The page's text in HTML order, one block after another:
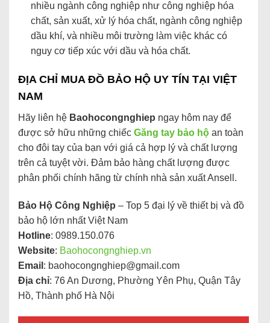
nhiều ngành công nghiệp như công nghiệp hóa
chất, sản xuất, xử lý hóa chất, ngành công nghiệp
dầu khí, và nhiều môi trường làm việc khác có
nguy cơ tiếp xúc với dầu và hóa chất.
ĐỊA CHỈ MUA ĐỒ BẢO HỘ UY TÍN TẠI VIỆT
NAM
Hãy liên hệ Baohocongnghiep ngay hôm nay để
được sở hữu những chiếc Găng tay bảo hộ an toàn
cho đôi tay của bạn với giá cả hợp lý và chất lượng
trên cả tuyệt vời. Đảm bảo hàng chất lượng được
phân phối chính hãng từ chính nhà sản xuất Ansell.
Bảo Hộ Công Nghiệp – Top 5 đại lý về thiết bị và đồ
bảo hộ lớn nhất Việt Nam
Hotline: 0989.150.076
Website: Baohocongnghiep.vn
Email : baohocongnghiep@gmail.com
Địa chỉ: 76 An Dương, Phường Yên Phụ, Quận Tây
Hồ, Thành phố Hà Nội